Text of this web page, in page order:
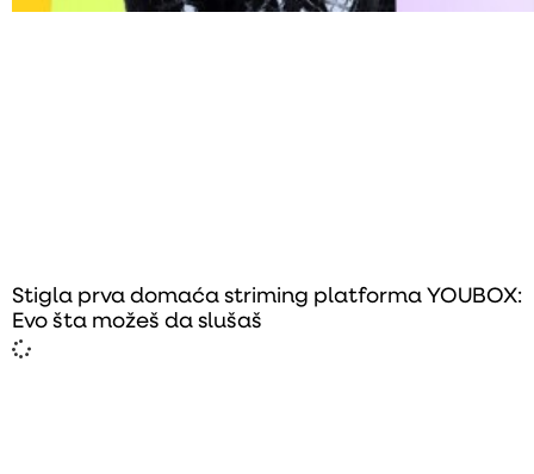
Stigla prva domaća striming platforma YOUBOX:
Evo šta možeš da slušaš